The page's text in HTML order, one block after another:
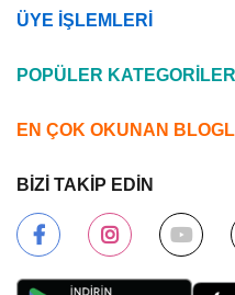
ÜYE İŞLEMLERİ
POPÜLER KATEGORİLER
EN ÇOK OKUNAN
BİZİ TAKİP EDİN